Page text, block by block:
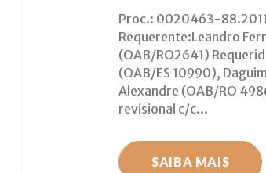
2013
Proc.: 0020463-
Requerente:Leandro
(OAB/RO2641)
(OAB/ES 10990),
Alexandre (OAB/RO
revisional c/c…
SAIBA MAIS